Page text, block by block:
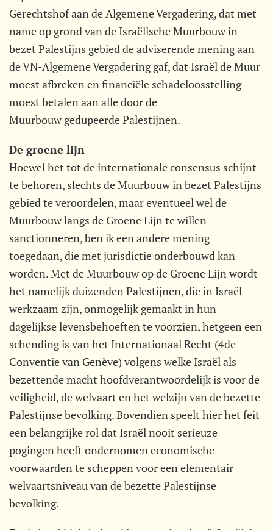
Gerechtshof aan de Algemene Vergadering, dat met
name op grond van de Israëlische Muurbouw in
bezet Palestijns gebied de adviserende mening aan
de VN-Algemene Vergadering gaf, dat Israël de Muur
moest afbreken en financiële schadeloosstelling
moest betalen aan alle door de
Muurbouw gedupeerde Palestijnen.
De groene lijn
Hoewel het tot de internationale consensus schijnt
te behoren, slechts de Muurbouw in bezet Palestijns
gebied te veroordelen, maar eventueel wel de
Muurbouw langs de Groene Lijn te willen
sanctionneren, ben ik een andere mening
toegedaan, die met jurisdictie onderbouwd kan
worden. Met de Muurbouw op de Groene Lijn wordt
het namelijk duizenden Palestijnen, die in Israël
werkzaam zijn, onmogelijk gemaakt in hun
dagelijkse levensbehoeften te voorzien, hetgeen een
schending is van het Internationaal Recht (4de
Conventie van Genève) volgens welke Israël als
bezettende macht hoofdverantwoordelijk is voor de
veiligheid, de welvaart en het welzijn van de bezette
Palestijnse bevolking. Bovendien speelt hier het feit
een belangrijke rol dat Israël nooit serieuze
pogingen heeft ondernomen economische
voorwaarden te scheppen voor een elementair
welvaartsniveau van de bezette Palestijnse
bevolking.